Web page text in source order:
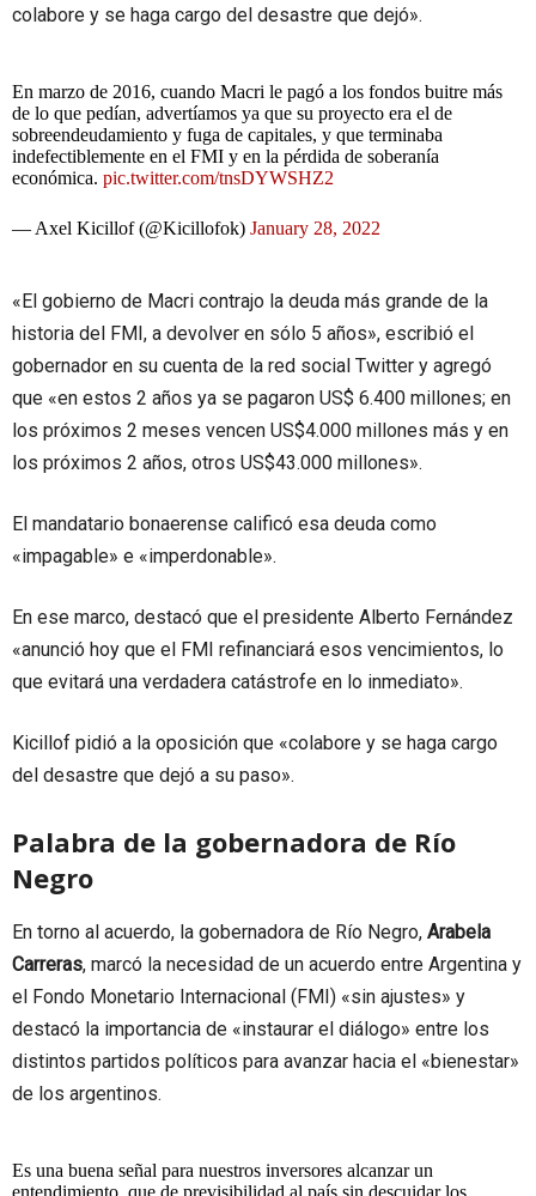
colabore y se haga cargo del desastre que dejó».
En marzo de 2016, cuando Macri le pagó a los fondos buitre más
de lo que pedían, advertíamos ya que su proyecto era el de
sobreendeudamiento y fuga de capitales, y que terminaba
indefectiblemente en el FMI y en la pérdida de soberanía
económica. pic.twitter.com/tnsDYWSHZ2
— Axel Kicillof (@Kicillofok) January 28, 2022
«El gobierno de Macri contrajo la deuda más grande de la
historia del FMI, a devolver en sólo 5 años», escribió el
gobernador en su cuenta de la red social Twitter y agregó
que «en estos 2 años ya se pagaron US$ 6.400 millones; en
los próximos 2 meses vencen US$4.000 millones más y en
los próximos 2 años, otros US$43.000 millones».
El mandatario bonaerense calificó esa deuda como
«impagable» e «imperdonable».
En ese marco, destacó que el presidente Alberto Fernández
«anunció hoy que el FMI refinanciará esos vencimientos, lo
que evitará una verdadera catástrofe en lo inmediato».
Kicillof pidió a la oposición que «colabore y se haga cargo
del desastre que dejó a su paso».
Palabra de la gobernadora de Río
Negro
En torno al acuerdo, la gobernadora de Río Negro, Arabela
Carreras, marcó la necesidad de un acuerdo entre Argentina y
el Fondo Monetario Internacional (FMI) «sin ajustes» y
destacó la importancia de «instaurar el diálogo» entre los
distintos partidos políticos para avanzar hacia el «bienestar»
de los argentinos.
Es una buena señal para nuestros inversores alcanzar un